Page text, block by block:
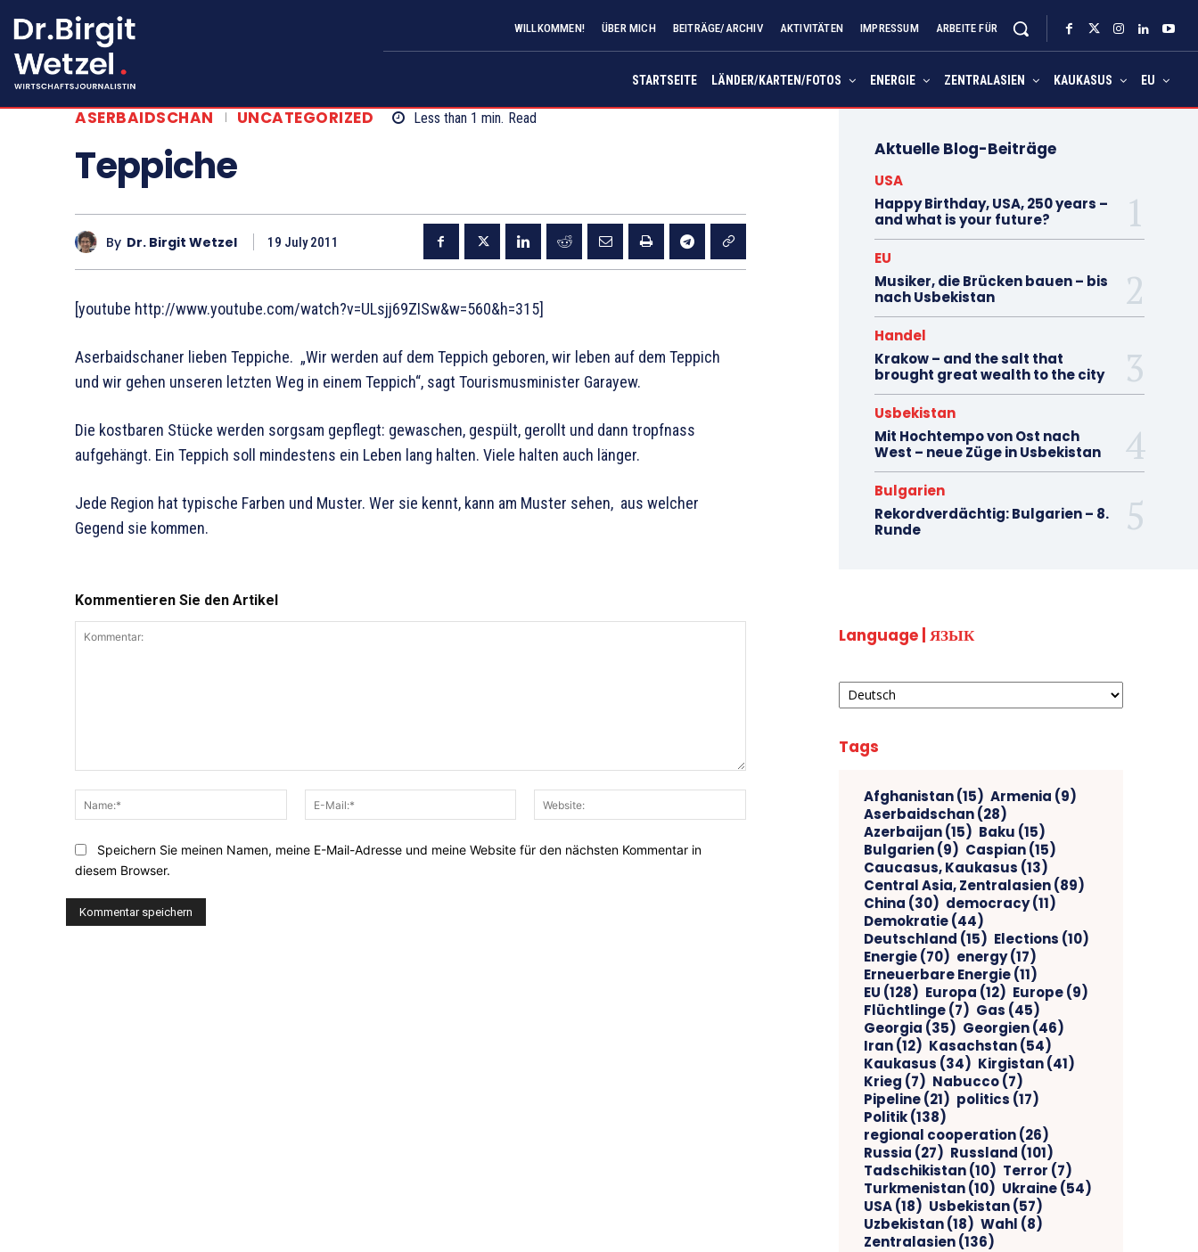
WILLKOMMEN! ÜBER MICH BEITRÄGE/ARCHIV AKTIVITÄTEN IMPRESSUM ARBEITE FÜR
STARTSEITE LÄNDER/KARTEN/FOTOS ENERGIE ZENTRALASIEN KAUKASUS EU
ASERBAIDSCHAN UNCATEGORIZED Less than 1 min. Read
Teppiche
By Dr. Birgit Wetzel 19 July 2011
[youtube http://www.youtube.com/watch?v=ULsjj69ZISw&w=560&h=315]
Aserbaidschaner lieben Teppiche. „Wir werden auf dem Teppich geboren, wir leben auf dem Teppich
und wir gehen unseren letzten Weg in einem Teppich“, sagt Tourismusminister Garayew.
Die kostbaren Stücke werden sorgsam gepflegt: gewaschen, gespült, gerollt und dann tropfnass
aufgehängt. Ein Teppich soll mindestens ein Leben lang halten. Viele halten auch länger.
Jede Region hat typische Farben und Muster. Wer sie kennt, kann am Muster sehen, aus welcher
Gegend sie kommen.
Kommentieren Sie den Artikel
Name:*
Mail:*
Speichern Sie meinen Namen, meine E-Mail-Adresse und meine Website für den nächsten Kommentar in
diesem Browser.
Aktuelle Blog-Beiträge
USA
Happy Birthday, USA, 250 years –
and what is your future?
EU
Musiker, die Brücken bauen – bis
nach Usbekistan
Handel
Krakow – and the salt that
brought great wealth to the city
Usbekistan
Mit Hochtempo von Ost nach
West – neue Züge in Usbekistan
Bulgarien
Rekordverdächtig: Bulgarien – 8.
Runde
Language | ЯЗЫК
Tags
Afghanistan(15) Armenia (9)
Aserbaidschan(28)
Azerbaijan(15) Baku (15)
Bulgarien(9) Caspian(15)
Caucasus, Kaukasus (13)
Central Asia, Zentralasien(89)
China (30) democracy(11)
Demokratie(44)
Deutschland (15) Elections (10)
Energie(70) energy(17)
Erneuerbare Energie(11)
EU (128) Europa (12) Europe(9)
Flüchtlinge(7) Gas (45)
Georgia (35) Georgien(46)
Iran(12) Kasachstan(54)
Kaukasus (34) Kirgistan(41)
Krieg (7) Nabucco(7)
Pipeline(21) politics (17)
Politik(138)
regional cooperation(26)
Russia (27) Russland (101)
Tadschikistan(10) Terror (7)
Turkmenistan(10) Ukraine(54)
USA(18) Usbekistan(57)
Uzbekistan(18) Wahl (8)
Zentralasien(136)